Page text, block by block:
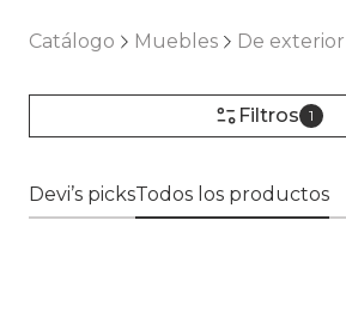
Catálogo Muebles De exterior
Filtros 1
Devi’s picksTodos los productos